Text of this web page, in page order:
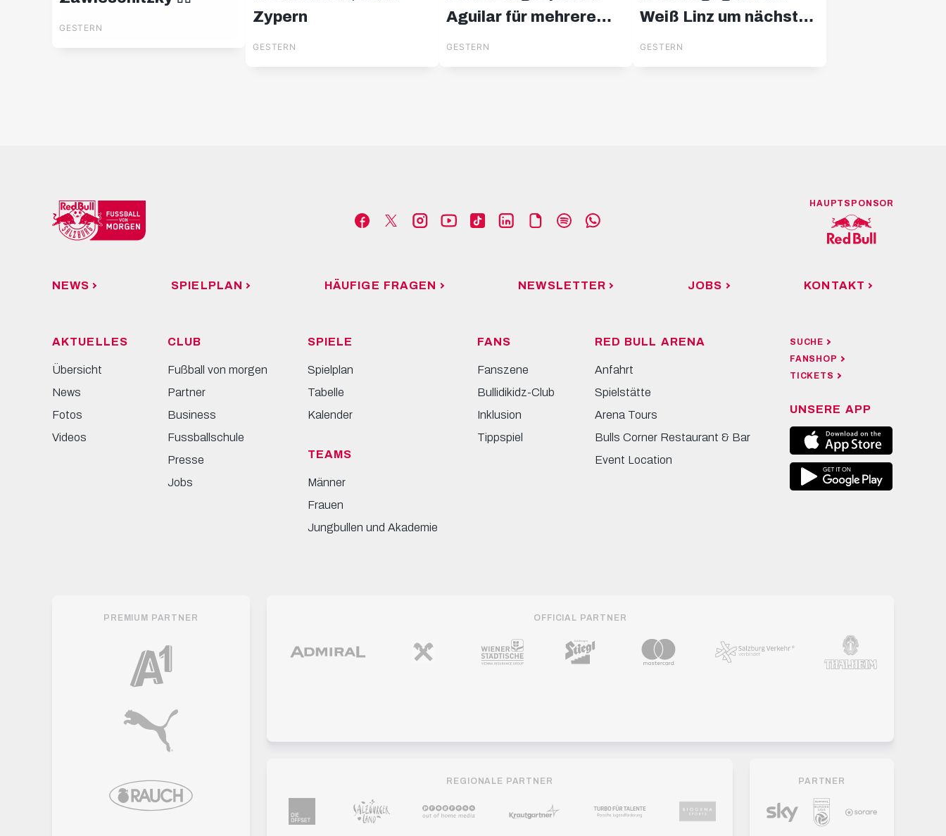
GESTERN
Zypern
GESTERN
Aguilar für mehrere
Wochen out
GESTERN
Weiß Linz um nächsten
Erfolg
GESTERN
HAUPTSPONSOR
NEWS SPIELPLAN HÄUFIGE FRAGEN NEWSLETTER JOBS KONTAKT
AKTUELLES
Übersicht
News
Fotos
Videos
CLUB
Fußball von morgen
Partner
Business
Fussballschule
Presse
Jobs
SPIELE
Spielplan
Tabelle
Kalender
TEAMS
Männer
Frauen
Jungbullen und Akademie
FANS
Fanszene
Bullidikidz-Club
Inklusion
Tippspiel
RED BULL ARENA
Anfahrt
Spielstätte
Arena Tours
Bulls Corner Restaurant & Bar
Event Location
SUCHE
FANSHOP
TICKETS
UNSERE APP
PREMIUM PARTNER OFFICIAL PARTNER
REGIONALE PARTNER PARTNER